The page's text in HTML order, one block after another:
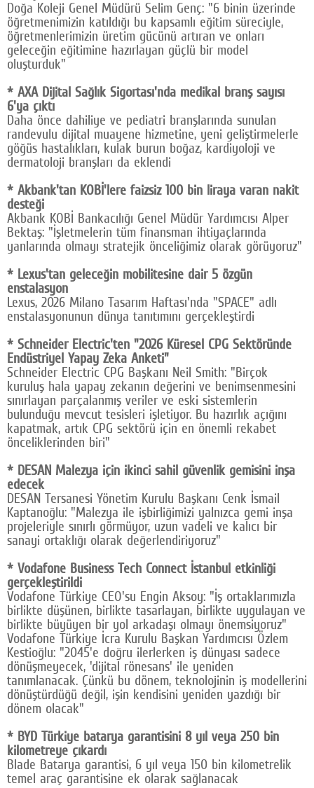
Doğa Koleji Genel Müdürü Selim Genç: "6 binin üzerinde
öğretmenimizin katıldığı bu kapsamlı eğitim süreciyle,
öğretmenlerimizin üretim gücünü artıran ve onları
geleceğin eğitimine hazırlayan güçlü bir model
oluşturduk"
* AXA Dijital Sağlık Sigortası'nda medikal branş sayısı
6'ya çıktı
Daha önce dahiliye ve pediatri branşlarında sunulan
randevulu dijital muayene hizmetine, yeni geliştirmelerle
göğüs hastalıkları, kulak burun boğaz, kardiyoloji ve
dermatoloji branşları da eklendi
* Akbank'tan KOBİ'lere faizsiz 100 bin liraya varan nakit
desteği
Akbank KOBİ Bankacılığı Genel Müdür Yardımcısı Alper
Bektaş: "İşletmelerin tüm finansman ihtiyaçlarında
yanlarında olmayı stratejik önceliğimiz olarak görüyoruz"
* Lexus'tan geleceğin mobilitesine dair 5 özgün
enstalasyon
Lexus, 2026 Milano Tasarım Haftası'nda "SPACE" adlı
enstalasyonunun dünya tanıtımını gerçekleştirdi
* Schneider Electric'ten "2026 Küresel CPG Sektöründe
Endüstriyel Yapay Zeka Anketi"
Schneider Electric CPG Başkanı Neil Smith: "Birçok
kuruluş hala yapay zekanın değerini ve benimsenmesini
sınırlayan parçalanmış veriler ve eski sistemlerin
bulunduğu mevcut tesisleri işletiyor. Bu hazırlık açığını
kapatmak, artık CPG sektörü için en önemli rekabet
önceliklerinden biri"
* DESAN Malezya için ikinci sahil güvenlik gemisini inşa
edecek
DESAN Tersanesi Yönetim Kurulu Başkanı Cenk İsmail
Kaptanoğlu: "Malezya ile işbirliğimizi yalnızca gemi inşa
projeleriyle sınırlı görmüyor, uzun vadeli ve kalıcı bir
sanayi ortaklığı olarak değerlendiriyoruz"
* Vodafone Business Tech Connect İstanbul etkinliği
gerçekleştirildi
Vodafone Türkiye CEO'su Engin Aksoy: "İş ortaklarımızla
birlikte düşünen, birlikte tasarlayan, birlikte uygulayan ve
birlikte büyüyen bir yol arkadaşı olmayı önemsiyoruz"
Vodafone Türkiye İcra Kurulu Başkan Yardımcısı Özlem
Kestioğlu: "2045'e doğru ilerlerken iş dünyası sadece
dönüşmeyecek, 'dijital rönesans' ile yeniden
tanımlanacak. Çünkü bu dönem, teknolojinin iş modellerini
dönüştürdüğü değil, işin kendisini yeniden yazdığı bir
dönem olacak"
* BYD Türkiye batarya garantisini 8 yıl veya 250 bin
kilometreye çıkardı
Blade Batarya garantisi, 6 yıl veya 150 bin kilometrelik
temel araç garantisine ek olarak sağlanacak